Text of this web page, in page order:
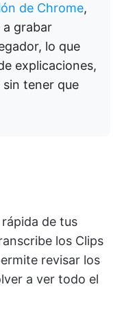
de Chrome,
a grabar
lo que
explicaciones,
tener que
de tus
los Clips
revisar los
a ver todo el